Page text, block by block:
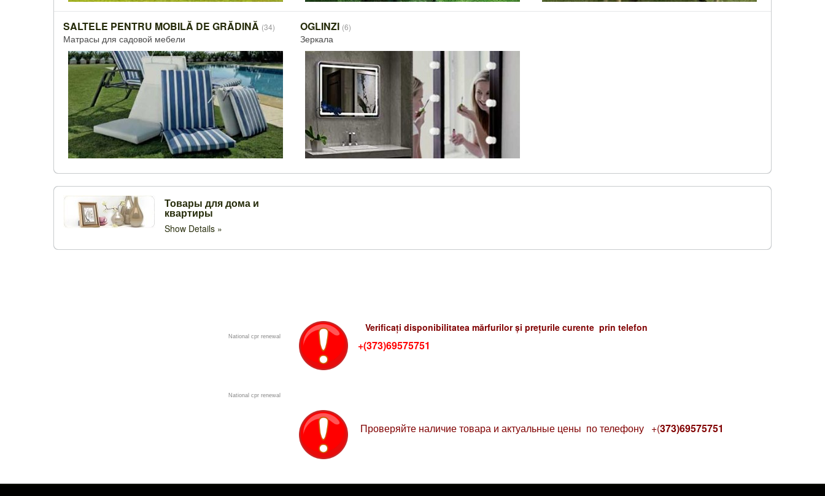
SALTELE PENTRU MOBILĂ DE GRĂDINĂ (34)
Матрасы для садовой мебели
OGLINZI (6)
Зеркала
Товары для дома и
квартиры
Show Details
National cpr renewal
National cpr renewal
Verificați disponibilitatea mărfurilor și prețurile curente prin telefon
+(373)69575751
Проверяйте наличие товара и актуальные цены по телефону +(373)69575751